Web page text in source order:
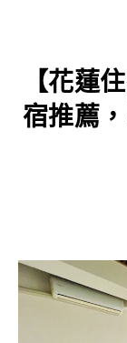
【花蓮
宿推薦